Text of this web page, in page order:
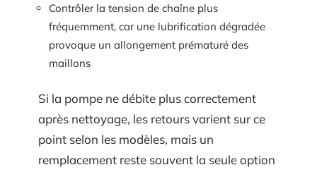
Contrôler la tension de chaîne plus
fréquemment, car une lubrification dégradée
provoque un allongement prématuré des
maillons
Si la pompe ne débite plus correctement
après nettoyage, les retours varient sur ce
point selon les modèles, mais un
remplacement reste souvent la seule option